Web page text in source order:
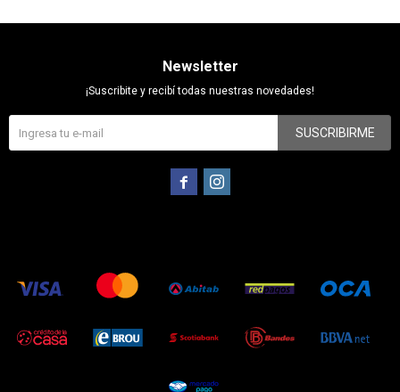
Newsletter
¡Suscribite y recibí todas nuestras novedades!
SUSCRIBIRME
 